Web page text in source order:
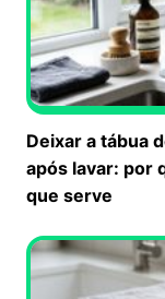
Deixar a tábua
após lavar: por
que serve